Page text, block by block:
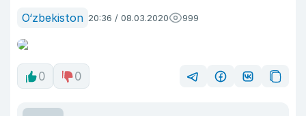
O‘zbekiston 20:36 / 08.03.2020 999
0 0